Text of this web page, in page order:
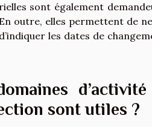
sont également
outre, elles permettent de
les dates de
sont utiles ?